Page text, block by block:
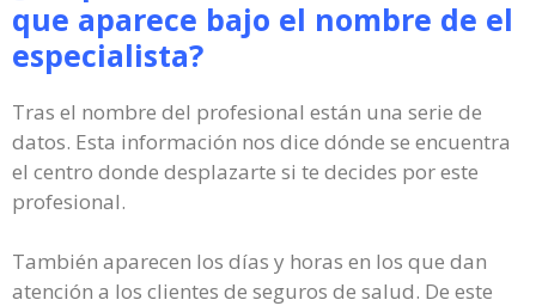
que aparece bajo el nombre de el
especialista?
Tras el nombre del profesional están una serie de
datos. Esta información nos dice dónde se encuentra
el centro donde desplazarte si te decides por este
profesional.
También aparecen los días y horas en los que dan
atención a los clientes de seguros de salud. De este